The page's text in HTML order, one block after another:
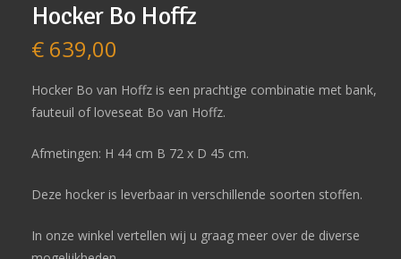
Hocker Bo Hoffz
€639,00
Hocker Bo van Hoffz is een prachtige combinatie met bank,
fauteuil of loveseat Bo van Hoffz.
Afmetingen: H 44 cm B 72 x D 45 cm.
Deze hocker is leverbaar in verschillende soorten stoffen.
In onze winkel vertellen wij u graag meer over de diverse